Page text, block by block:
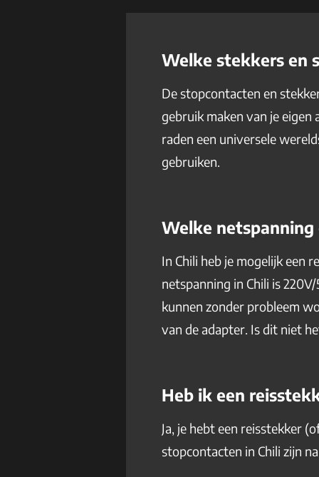
Welke stekkers en
De stopcontacten en
gebruik maken van je
raden een universele
gebruiken.
Welke netspanning
In Chili heb je mogelijk een
netspanning in Chili is
kunnen zonder probleem
van de adapter. Is dit niet
Heb ik een
Ja, je hebt een reisstekker
stopcontacten in Chili zijn